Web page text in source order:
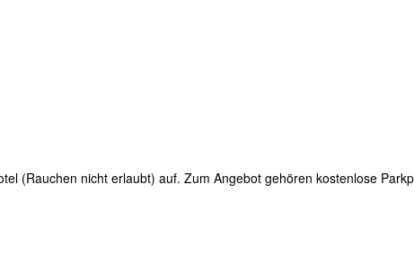
(Rauchen nicht erlaubt) auf. Zum Angebot gehören kostenlose